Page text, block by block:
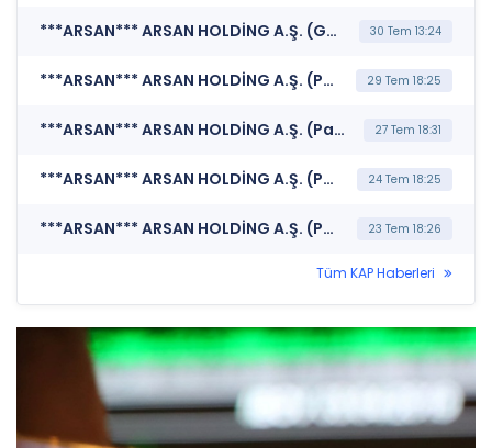
***ARSAN*** ARSAN HOLDİNG A.Ş. (Genel Kurul İşlemlerine İlişkin Bildirim) 30 Tem 13:24
***ARSAN*** ARSAN HOLDİNG A.Ş. (Payların Geri Alınmasına İlişkin Bildirim) 29 Tem 18:25
***ARSAN*** ARSAN HOLDİNG A.Ş. (Payların Geri Alınmasına İlişkin Bildirim) 27 Tem 18:31
***ARSAN*** ARSAN HOLDİNG A.Ş. (Payların Geri Alınmasına İlişkin Bildirim) 24 Tem 18:25
***ARSAN*** ARSAN HOLDİNG A.Ş. (Payların Geri Alınmasına İlişkin Bildirim) 23 Tem 18:26
Tüm KAP Haberleri